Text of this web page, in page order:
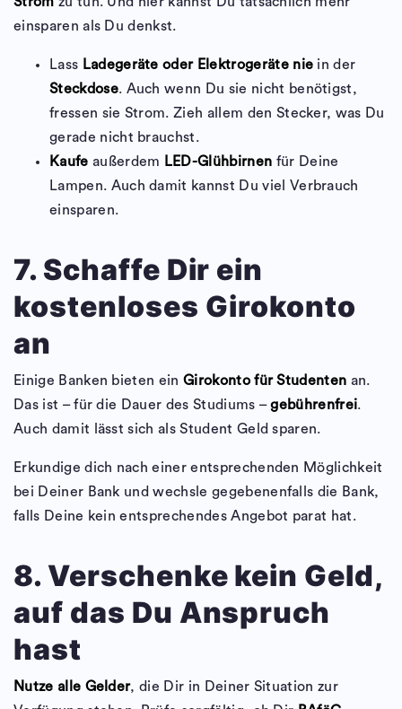
einsparen als Du denkst.
Lass Ladegeräte oder Elektrogeräte nie in der
Steckdose. Auch wenn Du sie nicht benötigst,
fressen sie Strom. Zieh allem den Stecker, was Du
gerade nicht brauchst.
Kaufe außerdem LED-Glühbirnen für Deine
Lampen. Auch damit kannst Du viel Verbrauch
einsparen.
7. Schaffe Dir ein
kostenloses Girokonto
an
Einige Banken bieten ein Girokonto für Studenten an.
Das ist – für die Dauer des Studiums –gebührenfrei.
Auch damit lässt sich als Student Geld sparen.
Erkundige dich nach einer entsprechenden Möglichkeit
bei Deiner Bank und wechsle gegebenenfalls die Bank,
falls Deine kein entsprechendes Angebot parat hat.
8. Verschenke kein Geld,
auf das Du Anspruch
hast
Nutze alle Gelder, die Dir in Deiner Situation zur